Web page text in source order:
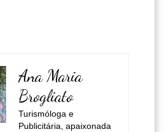
Ana Maria
Brogliato
Turismóloga e
Publicitária, apaixonada